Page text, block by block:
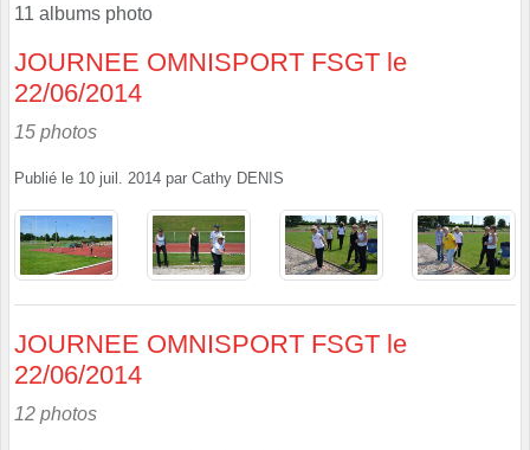
11 albums photo
JOURNEE OMNISPORT FSGT le
22/06/2014
15 photos
Publié le 10 juil. 2014 par Cathy DENIS
JOURNEE OMNISPORT FSGT le
22/06/2014
12 photos